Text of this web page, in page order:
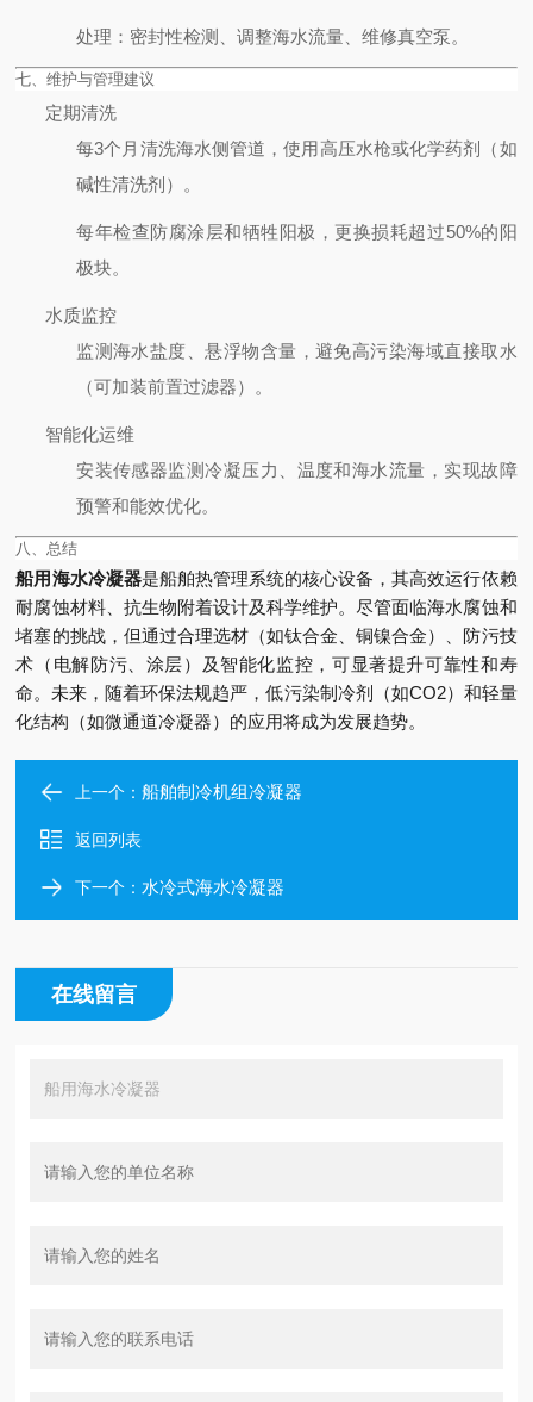
处理 ：密封性检测、调整海水流量、维修真空泵。
七、维护与管理建议
定期清洗
每3个月清洗海水侧管道，使用高压水枪或化学药剂（如
碱性清洗剂）。
每年检查防腐涂层和牺牲阳极，更换损耗超过50%的阳
极块。
水质监控
监测海水盐度、悬浮物含量，避免高污染海域直接取水
（可加装前置过滤器）。
智能化运维
安装传感器监测冷凝压力、温度和海水流量，实现故障
预警和能效优化。
八、总结
船用海水冷凝器是船舶热管理系统的核心设备，其高效运行依赖
耐腐蚀材料、抗生物附着设计及科学维护。尽管面临海水腐蚀和
堵塞的挑战，但通过合理选材（如钛合金、铜镍合金）、防污技
术（电解防污、涂层）及智能化监控，可显著提升可靠性和寿
命。未来，随着环保法规趋严，低污染制冷剂（如CO2）和轻量
化结构（如微通道冷凝器）的应用将成为发展趋势。
上一个：船舶制冷机组冷凝器
返回列表
下一个： 水冷式海水冷凝器
在线留言